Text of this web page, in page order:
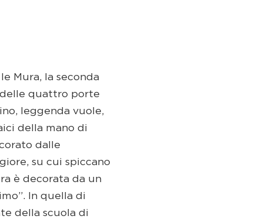
Mura, la seconda
delle quattro porte
leggenda vuole,
della mano di
dalle
su cui spiccano
è decorata da un
In quella di
della scuola di